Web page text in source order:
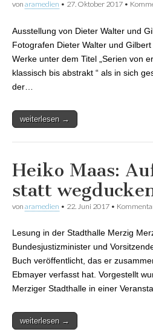
von aramedien • 27. Oktober 2017 •
Ausstellung von Dieter Walter und
Fotografen Dieter Walter und
Werke unter dem Titel „Serien von
klassisch bis abstrakt “ als in sich
der…
weiterlesen →
Heiko Maas:
statt
von aramedien • 22. Juni 2017 •
Lesung in der Stadthalle Merzig
Bundesjustizminister und
Buch veröffentlicht, das er
Ebmayer verfasst hat. Vorgestellt
Merziger Stadthalle in einer
weiterlesen →